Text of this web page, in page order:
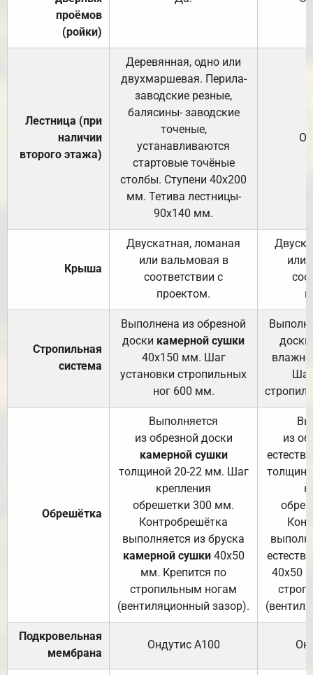
проёмов
(ройки)
Лестница (при
наличии
второго этажа)
Деревянная, одно или
двухмаршевая. Перила-
заводские резные,
балясины- заводские
точеные,
устанавливаются
стартовые точёные
столбы. Ступени 40х200
мм. Тетива лестницы-
90х140 мм.
Крыша
Двускатная, ломаная
или вальмовая в
соответствии с
проектом.
или
Стропильная
система
Выполнена из обрезной
доски камерной сушки
40х150 мм. Шаг
установки стропильных
ног 600 мм.
доски
Обрешётка
Выполняется
из обрезной доски
камерной сушки
толщиной 20-22 мм. Шаг
крепления
обрешетки 300 мм.
Контробрешётка
выполняется из бруска
камерной сушки40х50
мм. Крепится по
стропильным ногам
(вентиляционный зазор).
из
40х50
Подкровельная
мембрана
Ондутис А100